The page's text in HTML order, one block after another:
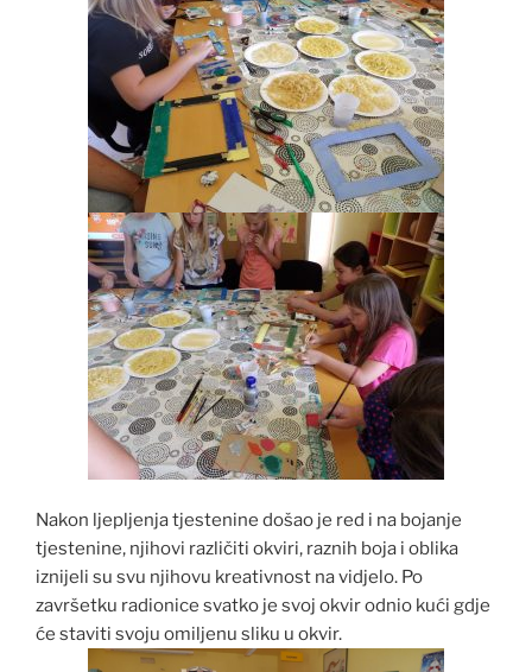
Nakon ljepljenja tjestenine došao je red i na bojanje
tjestenine, njihovi različiti okviri, raznih boja i oblika
iznijeli su svu njihovu kreativnost na vidjelo. Po
završetku radionice svatko je svoj okvir odnio kući gdje
će staviti svoju omiljenu sliku u okvir.